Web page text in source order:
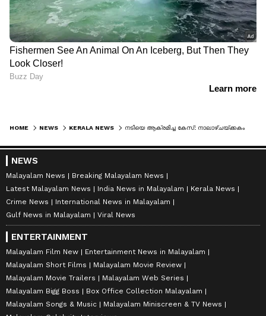
HOME NEWS KERALA NEWS നടിയെ ആക്രമിച്ച കേസ്: നാലാഴ്ചയ്ക്കകം വിചാരണ പുരോഗതി റിപ്പോർട്ട് സമർപ്പിക്കണമെന്ന് സുപ്രീംകോടതി
NEWS
Malayalam News
Breaking Malayalam News
Latest Malayalam News
India News in Malayalam
Kerala News
Crime News
International News in Malayalam
Gulf News in Malayalam
Viral News
ENTERTAINMENT
Malayalam Film New
Entertainment News in Malayalam
Malayalam Short Films
Malayalam Movie Review
Malayalam Movie Trailers
Malayalam Web Series
Malayalam Bigg Boss
Box Office Collection Malayalam
Malayalam Songs & Music
Malayalam Miniscreen & TV News